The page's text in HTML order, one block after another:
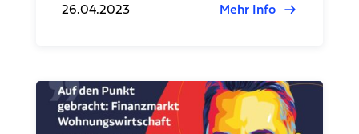
26.04.2023 Mehr Info